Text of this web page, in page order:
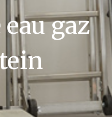
gaz